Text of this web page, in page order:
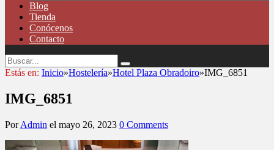
Blog
Tienda
Conócenos
Contacto
Estás en: Inicio»Hostelería»Hotel Plaza Obradoiro»IMG_6851
IMG_6851
PorAdmin el mayo 26, 2023 0 Comments